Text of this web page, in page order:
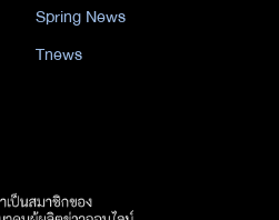
Spring News
Tnews